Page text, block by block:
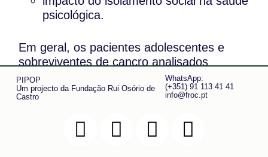
psicológica.
Em geral, os pacientes adolescentes e
sobreviventes de cancro analisados
demonstraram ter uma conexão social
satisfatória.
No entanto, alguns subgrupos, incluindo
aqueles com tumores do sistema nervoso
PIPOP
Um projecto da Fundação Rui Osório de
Castro
WhatsApp:
(+351) 91 113 41 41
info@froc.pt